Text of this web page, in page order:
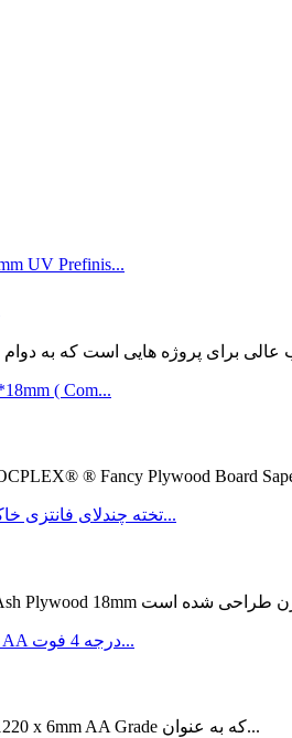
تخته سه لا خمشی ROCPLEX® 2440 x 1220 x 6mm AA Grade که به عنوان...